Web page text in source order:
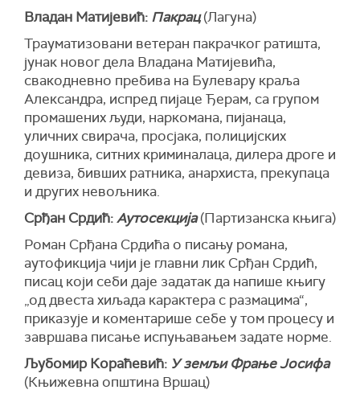
Владан Матијевић: Пакрац(Лагуна)
Трауматизовани ветеран пакрачког ратишта,
јунак новог дела Владана Матијевића,
свакодневно пребива на Булевару краља
Александра, испред пијаце Ђерам, са групом
промашених људи, наркомана, пијанаца,
уличних свирача, просјака, полицијских
доушника, ситних криминалаца, дилера дроге и
девиза, бивших ратника, анархиста, прекупаца
и других невољника.
Срђан Срдић:Аутосекција(Партизанска књига)
Роман Срђана Срдића о писању романа,
аутофикција чији је главни лик Срђан Срдић,
писац који себи даје задатак да напише књигу
„од двеста хиљада карактера с размацима“,
приказује и коментарише себе у том процесу и
завршава писање испуњавањем задате норме.
Љубомир Кораћевић: У земљи Фрање Јосифа
(Књижевна општина Вршац)